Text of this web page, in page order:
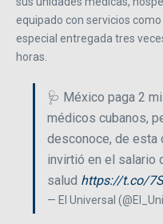
equipado con servicios
especial entregada tres
horas.
🩺 México paga 2
médicos cubanos,
desconoce, de esta
invirtió en el salario
salud https://t.co/
— El Universal